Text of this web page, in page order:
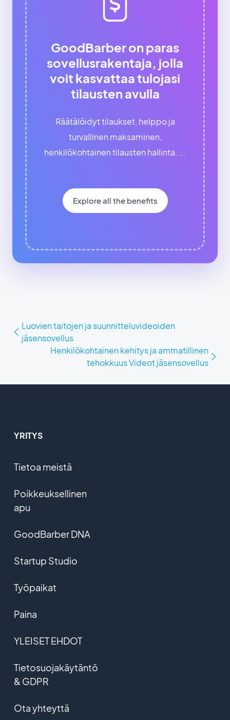
GoodBarber on paras
sovellusrakentaja, jolla
voit kasvattaa tulojasi
tilausten avulla
Räätälöidyt tilaukset, helppo ja
turvallinen maksaminen,
henkilökohtainen tilausten hallinta, ...
Explore all the benefits
Luovien taitojen ja suunnitteluvideoiden
jäsensovellus
Henkilökohtainen kehitys ja ammatillinen
tehokkuus Videot jäsensovellus
YRITYS
Tietoa meistä
Poikkeuksellinen
apu
GoodBarber DNA
Startup Studio
Työpaikat
Paina
YLEISET EHDOT
Tietosuojakäytäntö
& GDPR
Ota yhteyttä